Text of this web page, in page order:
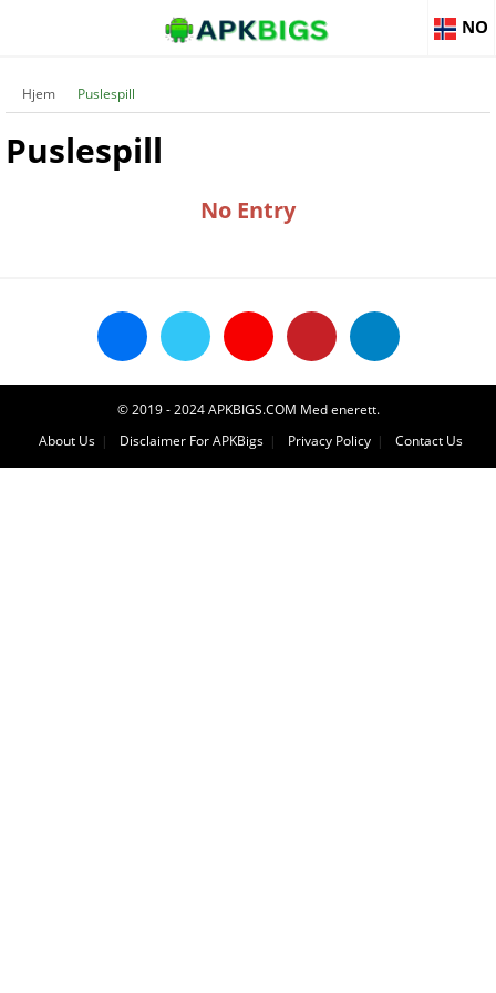
NO
Hjem Puslespill
Puslespill
No Entry
© 2019 - 2024 APKBIGS.COM Med enerett.
About Us
Disclaimer For APKBigs Privacy Policy Contact Us